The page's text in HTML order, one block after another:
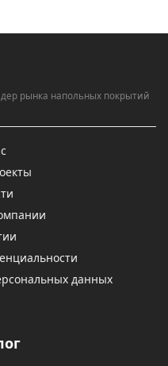
рынка напольных покрытий
данных